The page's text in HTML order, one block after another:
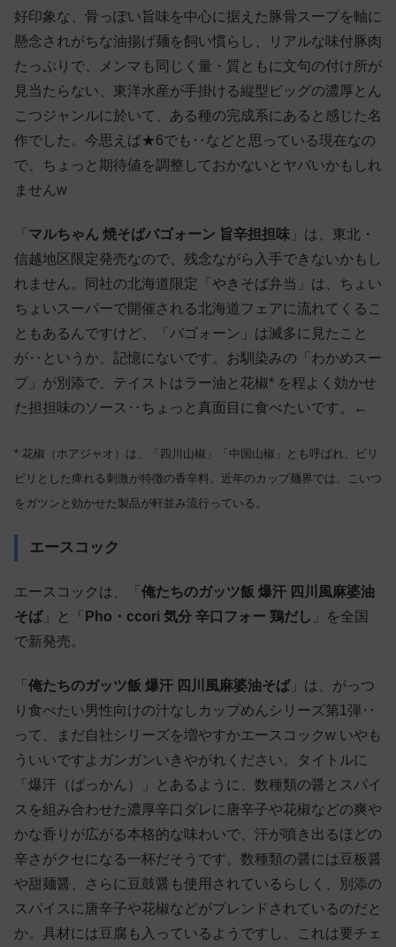
好印象な、骨っぽい旨味を中心に据えた豚骨スープを軸に
懸念されがちな油揚げ麺を飼い慣らし、リアルな味付豚肉
たっぷりで、メンマも同じく量・質ともに文句の付け所が
見当たらない、東洋水産が手掛ける縦型ビッグの濃厚とん
こつジャンルに於いて、ある種の完成系にあると感じた名
作でした。今思えば★6でも‥などと思っている現在なの
で、ちょっと期待値を調整しておかないとヤバいかもしれ
ませんw
「 マルちゃん 焼そばバゴォーン 旨辛担担味 」は、東北・
信越地区限定発売なので、残念ながら入手できないかもし
れません。同社の北海道限定「やきそば弁当」は、ちょい
ちょいスーパーで開催される北海道フェアに流れてくるこ
ともあるんですけど、「バゴォーン」は滅多に見たこと
が‥というか、記憶にないです。お馴染みの「わかめスー
プ」が別添で、テイストはラー油と花椒* を程よく効かせ
た担担味のソース‥ちょっと真面目に食べたいです。←
* 花椒（ホアジャオ）は、「四川山椒」「中国山椒」とも呼ばれ、ビリ
ビリとした痺れる刺激が特徴の香辛料。近年のカップ麺界では、こいつ
をガツンと効かせた製品が軒並み流行っている。
エースコック
エースコックは、「 俺たちのガッツ飯 爆汗 四川風麻婆油
そば」と「 Pho・ccori 気分 辛口フォー 鶏だし 」を全国
で新発売。
「 俺たちのガッツ飯 爆汗 四川風麻婆油そば」は、がっつ
り食べたい男性向けの汁なしカップめんシリーズ第1弾‥
って、まだ自社シリーズを増やすかエースコックw いやも
ういいですよガンガンいきやがれください。タイトルに
「爆汗（ばっかん）」とあるように、数種類の醤とスパイ
スを組み合わせた濃厚辛口ダレに唐辛子や花椒などの爽や
かな香りが広がる本格的な味わいで、汗が噴き出るほどの
辛さがクセになる一杯だそうです。数種類の醤には豆板醤
や甜麺醤、さらに豆鼓醤も使用されているらしく、別添の
スパイスに唐辛子や花椒などがブレンドされているのだと
か。具材には豆腐も入っているようですし、これは要チェ